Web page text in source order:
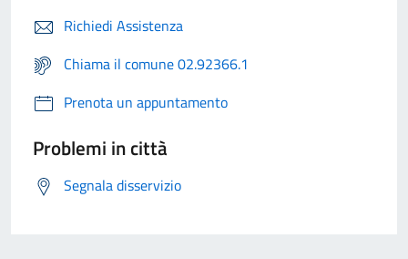
Richiedi Assistenza
Chiama il comune 02.92366.1
Prenota un appuntamento
Problemi in città
Segnala disservizio